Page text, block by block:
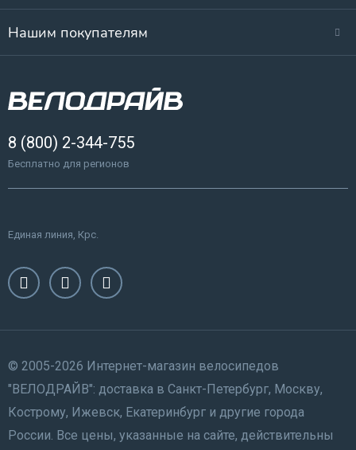
Нашим покупателям
8 (800) 2-344-755
Бесплатно для регионов
Единая линия, Крс.
© 2005-2026 Интернет-магазин велосипедов
"ВЕЛОДРАЙВ": доставка в Санкт-Петербург, Москву,
Кострому, Ижевск, Екатеринбург и другие города
России. Все цены, указанные на сайте, действительны